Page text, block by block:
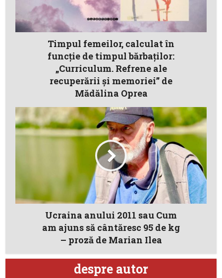
Timpul femeilor, calculat în
funcție de timpul bărbaților:
„Curriculum. Refrene ale
recuperării și memoriei” de
Mădălina Oprea
Ucraina anului 2011 sau Cum
am ajuns să cântăresc 95 de kg
– proză de Marian Ilea
despre autor